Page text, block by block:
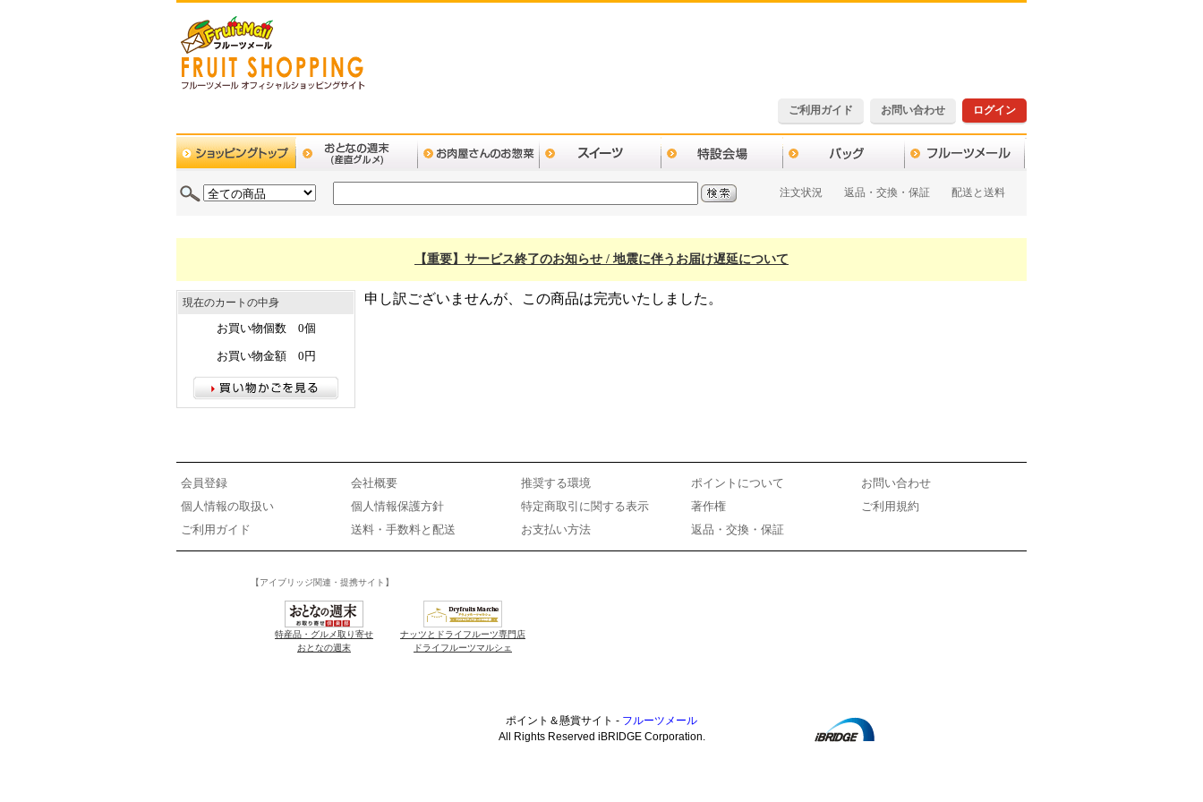
ご利用ガイド お問い合わせ ログイン
注文状況 返品・交換・保証 配送と送料
【重要】サービス終了のお知らせ / 地震に伴うお届け遅延について
現在のカートの中身
お買い物個数 0個
お買い物金額 0円
申し訳ございませんが、この商品は完売いたしました。
会員登録 会社概要 推奨する環境 ポイントについて
お問い合わせ
個人情報の取扱い
個人情報保護方針 特定商取引に関する表示 著作権
ご利用規約
ご利用ガイド
送料・手数料と配送 お支払い方法 返品・交換・保証
【アイブリッジ関連・提携サイト】
特産品・グルメ取り寄せ
おとなの週末
ナッツとドライフルーツ専門店
ドライフルーツマルシェ
ポイント＆懸賞サイト - フルーツメール
All Rights Reserved iBRIDGE Corporation.